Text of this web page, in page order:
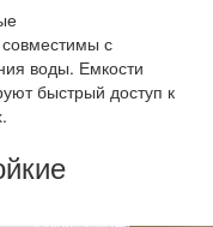
с
воды. Емкости
быстрый доступ к